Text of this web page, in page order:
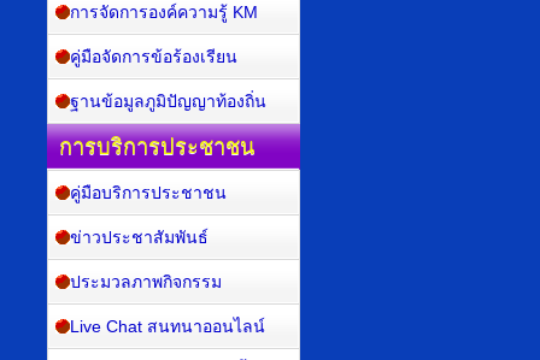
การจัดการองค์ความรู้ KM
คู่มือจัดการข้อร้องเรียน
ฐานข้อมูลภูมิปัญญาท้องถิ่น
การบริการประชาชน
คู่มือบริการประชาชน
ข่าวประชาสัมพันธ์
ประมวลภาพกิจกรรม
Live Chat สนทนาออนไลน์